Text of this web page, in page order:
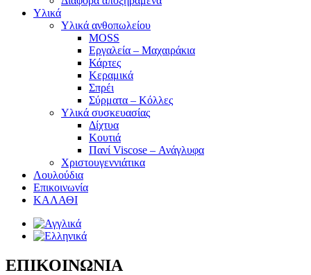
Υλικά
Υλικά ανθοπωλείου
MOSS
Εργαλεία – Μαχαιράκια
Κάρτες
Κεραμικά
Σπρέι
Σύρματα – Κόλλες
Υλικά συσκευασίας
Δίχτυα
Κουτιά
Πανί Viscose – Ανάγλυφα
Χριστουγεννιάτικα
Λουλούδια
Επικοινωνία
ΚΑΛΑΘΙ
ΕΠΙΚΟΙΝΩΝΙΑ